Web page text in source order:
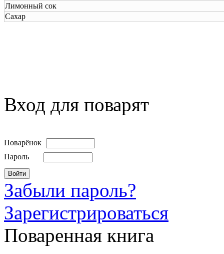
Лимонный сок
Сахар
Вход для поварят
Поварёнок
Пароль
Забыли пароль?
Зарегистрироваться
Поваренная книга